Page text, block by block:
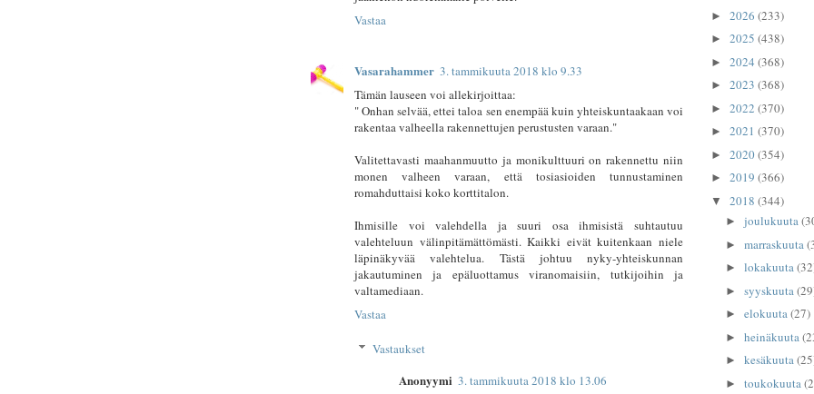
Vastaa
Vasarahammer 3. tammikuuta 2018 klo 9.33
Tämän lauseen voi allekirjoittaa:
" Onhan selvää, ettei taloa sen enempää kuin yhteiskuntaakaan voi
rakentaa valheella rakennettujen perustusten varaan."
Valitettavasti maahanmuutto ja monikulttuuri on rakennettu niin
monen valheen varaan, että tosiasioiden tunnustaminen
romahduttaisi koko korttitalon.
Ihmisille voi valehdella ja suuri osa ihmisistä suhtautuu
valehteluun välinpitämättömästi. Kaikki eivät kuitenkaan niele
läpinäkyvää valehtelua. Tästä johtuu nyky-yhteiskunnan
jakautuminen ja epäluottamus viranomaisiin, tutkijoihin ja
valtamediaan.
Vastaa
Vastaukset
Anonyymi 3. tammikuuta 2018 klo 13.06
► 2026 (233)
► 2025 (438)
► 2024 (368)
► 2023 (368)
► 2022 (370)
► 2021 (370)
► 2020(354)
► 2019 (366)
▼ 2018 (344)
► joulukuuta
► marraskuuta
► lokakuuta
► syyskuuta
► elokuuta(27)
► heinäkuuta
► kesäkuuta
► toukokuuta